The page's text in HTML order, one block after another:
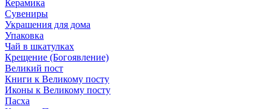
Керамика
Сувениры
Украшения для дома
Упаковка
Чай в шкатулках
Крещение (Богоявление)
Великий пост
Книги к Великому посту
Иконы к Великому посту
Пасха